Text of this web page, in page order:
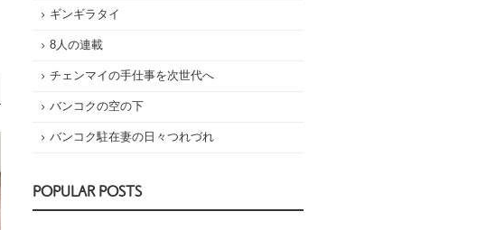
ギンギラタイ
8人の連載
チェンマイの手仕事を次世代へ
バンコクの空の下
バンコク駐在妻の日々つれづれ
POPULAR POSTS